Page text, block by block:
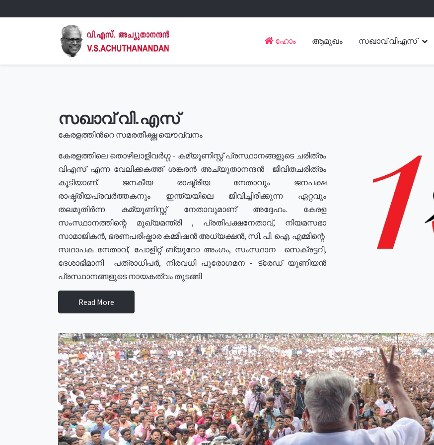
ഹോം ആമുഖം സഖാവ് വിഎസ്
സഖാവ് വി.എസ്
കേരളത്തിൻറെ സമരതീക്ഷ്ണ യൌവ്വനം
കേരളത്തിലെ തൊഴിലാളിവർഗ്ഗ - കമ്യൂണിസ്റ്റ് പ്രസ്ഥാനങ്ങളുടെ ചരിത്രം
വിഎസ് എന്ന വേലിക്കകത്ത് ശങ്കരൻ അച്യുതാനന്ദൻ ജീവിതചരിത്രം
കൂടിയാണ്. ജനകീയ രാഷ്ട്രീയ നേതാവും ജനപക്ഷ
രാഷ്ട്രീയപ്രവർത്തകനും ഇന്ത്യയിലെ ജീവിച്ചിരിക്കുന്ന ഏറ്റവും
തലമുതിർന്ന കമ്യൂണിസ്റ്റ് നേതാവുമാണ് അദ്ദേഹം. കേരള
സംസ്ഥാനത്തിന്റെ മുഖ്യമന്ത്രി , പ്രതിപക്ഷനേതാവ്, നിയമസഭാ
സാമാജികൻ, ഭരണപരിഷ്കാര കമ്മീഷൻ അധ്യക്ഷൻ, സി. പി. ഐ. എമ്മിന്റെ
സഥാപക നേതാവ്, പോളിറ്റ് ബ്യുറോ അംഗം, സംസ്ഥാന സെക്രട്ടറി,
ദേശാഭിമാനി പത്രാധിപർ, നിരവധി പുരോഗമന - ട്രേഡ് യൂണിയൻ
പ്രസ്ഥാനങ്ങളുടെ നായകത്വം തുടങ്ങി
Read More